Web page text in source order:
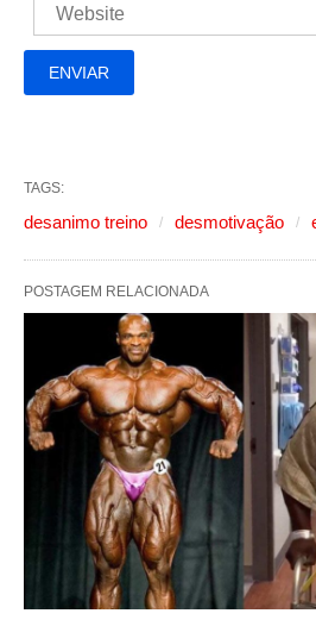
TAGS:
desanimo treino desmotivação
POSTAGEM RELACIONADA